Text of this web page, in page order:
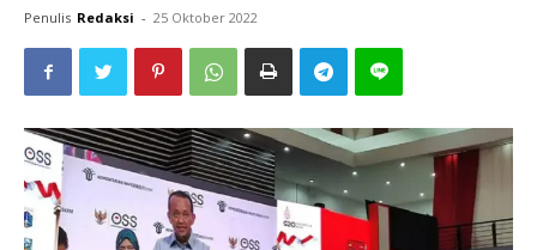
Penulis Redaksi - 25 Oktober 2022